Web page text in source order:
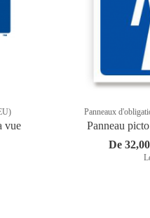
vue
Panneaux
Panneau
De